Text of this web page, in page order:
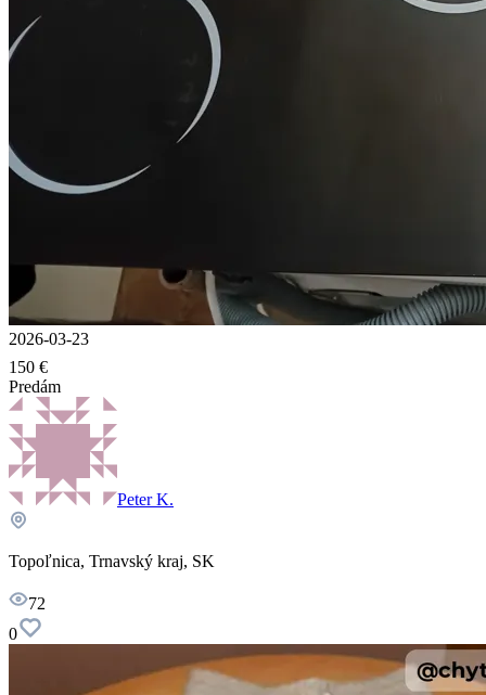
2026-03-23
150 €
Predám
Peter K.
Topoľnica, Trnavský kraj, SK
72
0